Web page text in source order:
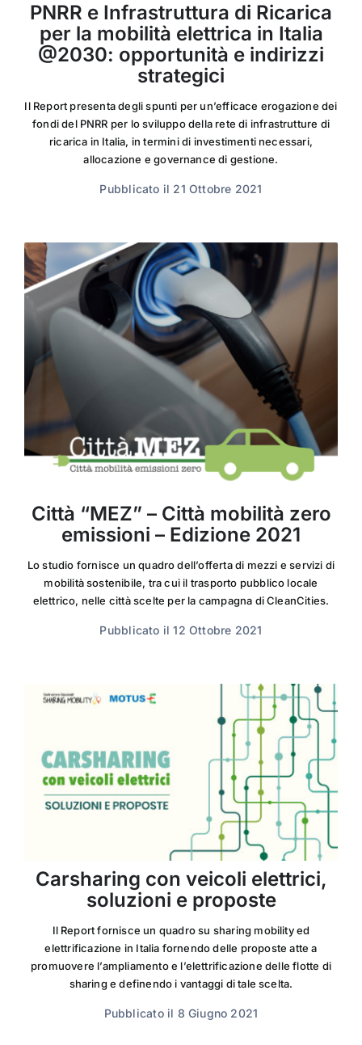
PNRR e Infrastruttura di Ricarica
per la mobilità elettrica in Italia
@2030: opportunità e indirizzi
strategici
Il Report presenta degli spunti per un’efficace erogazione dei
fondi del PNRR per lo sviluppo della rete di infrastrutture di
ricarica in Italia, in termini di investimenti necessari,
allocazione e governance di gestione.
Pubblicato il 21 Ottobre 2021
Città “MEZ” – Città mobilità zero
emissioni – Edizione 2021
Lo studio fornisce un quadro dell’offerta di mezzi e servizi di
mobilità sostenibile, tra cui il trasporto pubblico locale
elettrico, nelle città scelte per la campagna di CleanCities.
Pubblicato il 12 Ottobre 2021
Carsharing con veicoli elettrici,
soluzioni e proposte
Il Report fornisce un quadro su sharing mobility ed
elettrificazione in Italia fornendo delle proposte atte a
promuovere l’ampliamento e l’elettrificazione delle flotte di
sharing e definendo i vantaggi di tale scelta.
Pubblicato il 8 Giugno 2021